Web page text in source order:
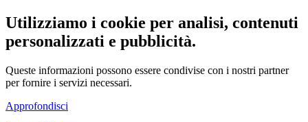
Utilizziamo i cookie per analisi, contenuti
personalizzati e pubblicità.
Queste informazioni possono essere condivise con i nostri partner
per fornire i servizi necessari.
Approfondisci